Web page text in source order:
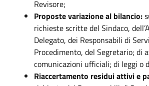
Revisore;
Proposte variazione al bilancio:
richieste scritte del Sindaco,
Delegato, dei Responsabili di
Procedimento, del Segretario; di
comunicazioni ufficiali; di leggi o
Riaccertamento residui attivi e